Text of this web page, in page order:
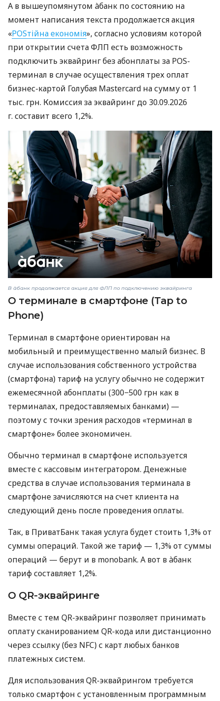
А в вышеупомянутом àбанк по состоянию на
момент написания текста продолжается акция
«POSтійна економія», согласно условиям которой
при открытии счета ФЛП есть возможность
подключить эквайринг без абонплаты за POS-
терминал в случае осуществления трех оплат
бизнес-картой Голубая Mastercard на сумму от 1
тыс. грн. Комиссия за эквайринг до 30.09.2026
г. составит всего 1,2%.
В àбанк продолжается акция для ФЛП по подключению эквайринга
О терминале в смартфоне (Tap to
Phone)
Терминал в смартфоне ориентирован на
мобильный и преимущественно малый бизнес. В
случае использования собственного устройства
(смартфона) тариф на услугу обычно не содержит
ежемесячной абонплаты (300−500 грн как в
терминалах, предоставляемых банками) —
поэтому с точки зрения расходов «терминал в
смартфоне» более экономичен.
Обычно терминал в смартфоне используется
вместе с кассовым интегратором. Денежные
средства в случае использования терминала в
смартфоне зачисляются на счет клиента на
следующий день после проведения оплаты.
Так, в ПриватБанк такая услуга будет стоить 1,3% от
суммы операций. Такой же тариф — 1,3% от суммы
операций — берут и в monobank. А вот в àбанк
тариф составляет 1,2%.
О QR-эквайринге
Вместе с тем QR-эквайринг позволяет принимать
оплату сканированием QR-кода или дистанционно
через ссылку (без NFC) с карт любых банков
платежных систем.
Для использования QR-эквайрингом требуется
только смартфон с установленным программным